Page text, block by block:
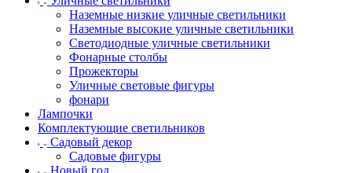
Наземные низкие уличные светильники
Наземные высокие уличные светильники
Светодиодные уличные светильники
Фонарные столбы
Прожекторы
Уличные световые фигуры
фонари
Лампочки
Комплектующие светильников
Садовый декор
Садовые фигуры
Новый год